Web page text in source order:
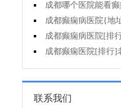
护理的要点是什么?
成都哪个医院能看
有哪些误区?
成都癫痫病医院{地
孩子有伤害吗?
成都癫痫病医院[排
癫痫的重要性?
成都癫痫医院[排行]
发作时应该怎么办?
联系我们